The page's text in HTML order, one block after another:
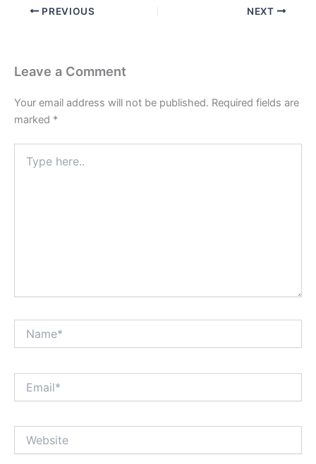
PREVIOUS NEXT
Leave a Comment
Your email address will not be published. Required fields are
marked *
here..